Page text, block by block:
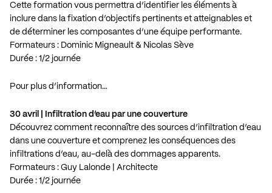
Cette formation vous permettra d’identifier les éléments à
inclure dans la fixation d’objectifs pertinents et atteignables et
de déterminer les composantes d’une équipe performante.
Formateurs : Dominic Migneault & Nicolas Sève
Durée : 1/2 journée
Pour plus d’information…
30 avril | Infiltration d’eau par une couverture
Découvrez comment reconnaître des sources d’infiltration d’eau
dans une couverture et comprenez les conséquences des
infiltrations d’eau, au-delà des dommages apparents.
Formateurs : Guy Lalonde | Architecte
Durée : 1/2 journée